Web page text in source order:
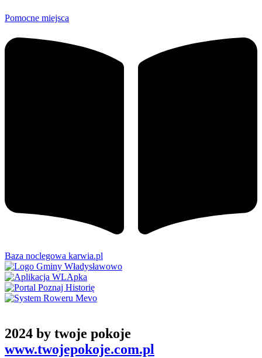
Pomocne miejsca
Baza noclegowa karwia.pl
2024 by twoje pokoje
www.twojepokoje.com.pl